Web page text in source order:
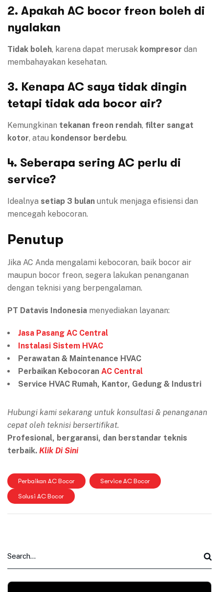
2. Apakah AC bocor freon boleh di
nyalakan
Tidak boleh, karena dapat merusak kompresor dan
membahayakan kesehatan.
3. Kenapa AC saya tidak dingin
tetapi tidak ada bocor air?
Kemungkinan tekanan freon rendah, filter sangat
kotor, atau kondensor berdebu.
4. Seberapa sering AC perlu di
service?
Idealnya setiap 3 bulan untuk menjaga efisiensi dan
mencegah kebocoran.
Penutup
Jika AC Anda mengalami kebocoran, baik bocor air
maupun bocor freon, segera lakukan penanganan
dengan teknisi yang berpengalaman.
PT Datavis Indonesia menyediakan layanan:
Jasa Pasang AC Central
Instalasi Sistem HVAC
Perawatan & Maintenance HVAC
Perbaikan Kebocoran AC Central
Service HVAC Rumah, Kantor, Gedung & Industri
Hubungi kami sekarang untuk konsultasi & penanganan
cepat oleh teknisi bersertifikat.
Profesional, bergaransi, dan berstandar teknis
terbaik. Klik Di Sini
Perbaikan AC Bocor Service AC Bocor
Solusi AC Bocor